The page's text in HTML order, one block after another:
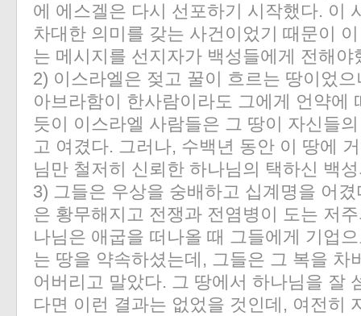
에 에스겔은 다시 선포하기 시작했다. 이
차대한 의미를 갖는 사건이었기 때문이
는 메시지를 선지자가 백성들에게 전해
2) 이스라엘은 젖고 꿀이 흐르는 땅이었
아브라함이 한사람이라도 그에게 언약에
듯이 이스라엘 사람들은 그 땅이 자신들
고 여겼다. 그러나, 수백년 동안 이 땅에
님만 철저히 신뢰한 하나님의 택하신 백
3) 그들은 우상을 숭배하고 십계명을 어
은 황무해지고 전쟁과 전염병이 도는 저
나님은 애굽을 떠나올 때 그들에게 기업
는 땅을 약속하셨는데, 그들은 그 복을 차
어버리고 말았다. 그 땅에서 하나님을 잘
다면 이런 결과는 없었을 것인데, 여전히